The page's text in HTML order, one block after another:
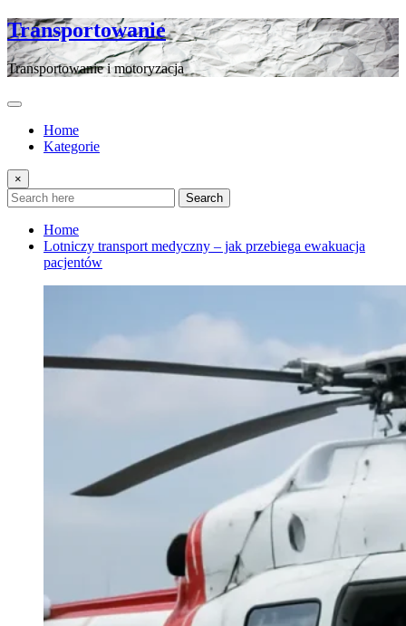
Skip
to
content
Transportowanie
Transportowanie i motoryzacja
Home
Kategorie
×
Search
Home
Lotniczy transport medyczny – jak przebiega ewakuacja
pacjentów